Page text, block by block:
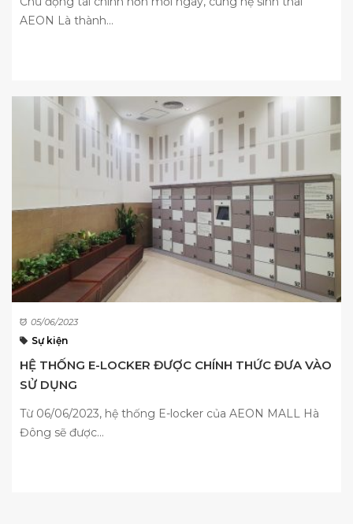
AEON Là thành...
05/06/2023
Sự kiện
HỆ THỐNG E-LOCKER ĐƯỢC CHÍNH THỨC ĐƯA VÀO
SỬ DỤNG
Từ 06/06/2023, hệ thống E-locker của AEON MALL Hà
Đông sẽ được...